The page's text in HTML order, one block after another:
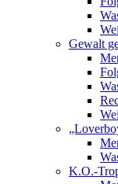
Gewalt
K.O.-